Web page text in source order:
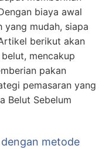
biaya awal
mudah, siapa
berikut akan
mencakup
pakan
pemasaran yang
Belut Sebelum
metode